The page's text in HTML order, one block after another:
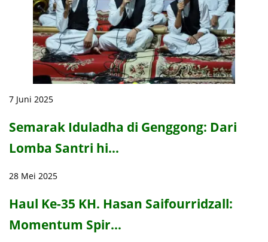
7 Juni 2025
Semarak Iduladha di Genggong: Dari
Lomba Santri hi…
28 Mei 2025
Haul Ke-35 KH. Hasan Saifourridzall:
Momentum Spir…